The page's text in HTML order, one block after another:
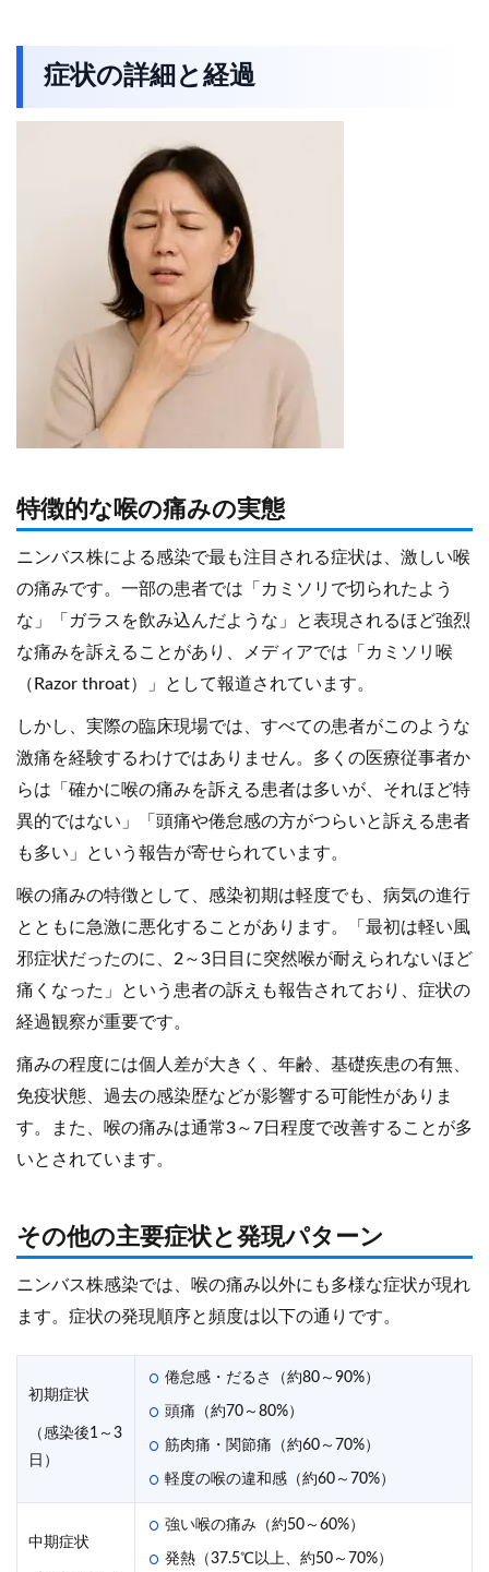
症状の詳細と経過
特徴的な喉の痛みの実態
ニンバス株による感染で最も注目される症状は、激しい喉
の痛みです。一部の患者では「カミソリで切られたよう
な」「ガラスを飲み込んだような」と表現されるほど強烈
な痛みを訴えることがあり、メディアでは「カミソリ喉
（Razor throat）」として報道されています。
しかし、実際の臨床現場では、すべての患者がこのような
激痛を経験するわけではありません。多くの医療従事者か
らは「確かに喉の痛みを訴える患者は多いが、それほど特
異的ではない」「頭痛や倦怠感の方がつらいと訴える患者
も多い」という報告が寄せられています。
喉の痛みの特徴として、感染初期は軽度でも、病気の進行
とともに急激に悪化することがあります。「最初は軽い風
邪症状だったのに、2～3日目に突然喉が耐えられないほど
痛くなった」という患者の訴えも報告されており、症状の
経過観察が重要です。
痛みの程度には個人差が大きく、年齢、基礎疾患の有無、
免疫状態、過去の感染歴などが影響する可能性がありま
す。また、喉の痛みは通常3～7日程度で改善することが多
いとされています。
その他の主要症状と発現パターン
ニンバス株感染では、喉の痛み以外にも多様な症状が現れ
ます。症状の発現順序と頻度は以下の通りです。
初期症状
（感染後1～3
日）
倦怠感・だるさ（約80～90%）
頭痛（約70～80%）
筋肉痛・関節痛（約60～70%）
軽度の喉の違和感（約60～70%）
中期症状
強い喉の痛み（約50～60%）
発熱（37.5℃以上、約50～70%）